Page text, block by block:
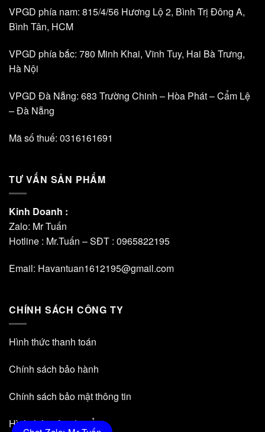
VPGD phía nam: 815/4/56 Hương Lộ 2, Bình Trị Đông A,
Bình Tân, HCM
VPGD phía bắc: 780 Minh Khai, Vĩnh Tuy, Hai Bà Trưng,
Hà Nội
VPGD Đà Nẵng: 683 Trường Chinh – Hòa Phát – Cẩm Lệ
– Đà Nẵng
Mã số thuế: 0316161691
TƯ VẤN SẢN PHẨM
Kinh Doanh :
Zalo: Mr Tuấn
Hotline : Mr.Tuấn – SĐT : 0965822195
Email: Havantuan1612195@gmail.com
CHÍNH SÁCH CÔNG TY
Hình thức thanh toán
Chính sách bảo hành
Chính sách bảo mật thông tin
Hình thức vận chuyển